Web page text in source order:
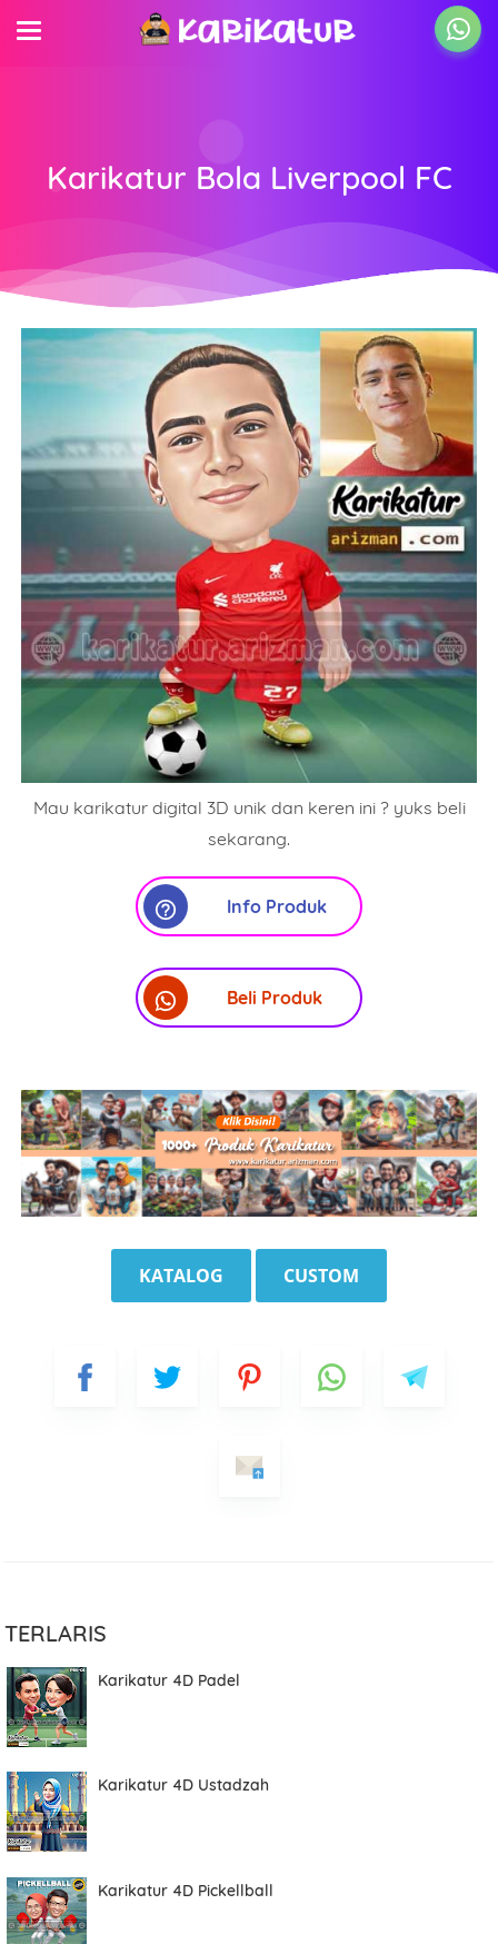
Karikatur Bola Liverpool FC
Mau karikatur digital 3D unik dan keren ini ? yuks beli
sekarang.
Info Produk
Beli Produk
KATALOG CUSTOM
TERLARIS
Karikatur 4D Padel
Karikatur 4D Ustadzah
Karikatur 4D Pickellball